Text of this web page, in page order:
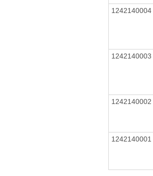
1242140004
1242140003
1242140002
1242140001